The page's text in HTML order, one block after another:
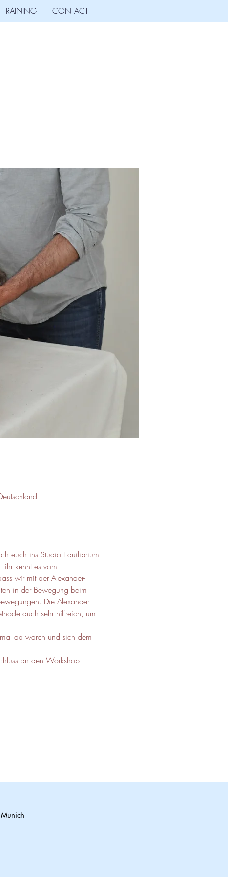
TRAINING CONTACT
euch ins Studio Equilibrium
ihr kennt es vom
wir mit der Alexander-
in der Bewegung beim
Die Alexander-
auch sehr hilfreich, um
da waren und sich dem
an den Workshop.